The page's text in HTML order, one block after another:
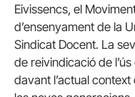
Eivissencs, el
d’ensenyament de la
Sindicat Docent. La
de reivindicació de
davant l’actual